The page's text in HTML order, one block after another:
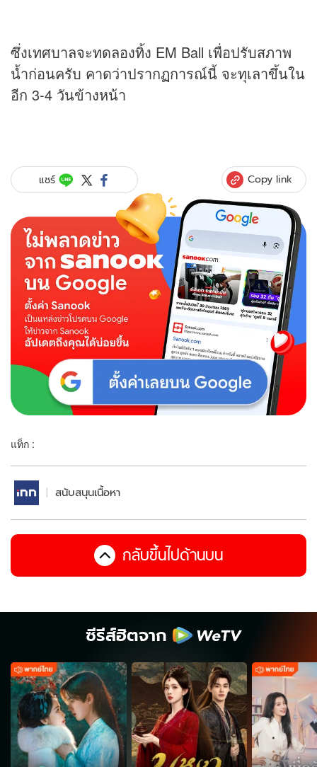
ซึ่งเทศบาลจะทดลองทิ้ง EM Ball เพื่อปรับสภาพ
น้ำก่อนครับ คาดว่าปรากฏการณ์นี้ จะทุเลาขึ้นใน
อีก 3-4 วันข้างหน้า
แชร์ Copy link
แท็ก :
สนับสนุนเนื้อหา
กลับขึ้นไปด้านบน
ซีรีส์ฮิตจาก